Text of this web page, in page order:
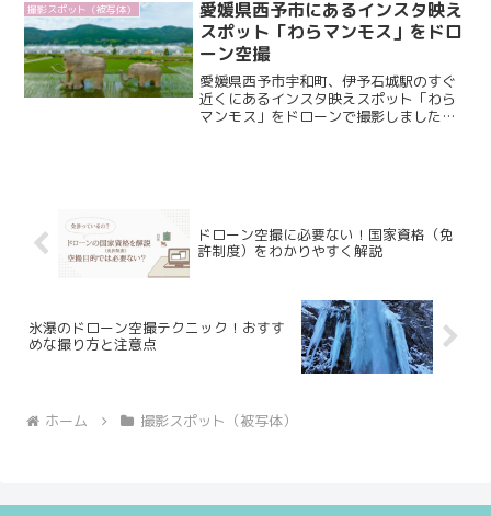
はないですし交通機関もないので、あま
り観光客は訪れませ...
撮影スポット（被写体）
愛媛県西予市にあるインスタ映え
スポット「わらマンモス」をドロ
ーン空撮
愛媛県西予市宇和町、伊予石城駅のすぐ
近くにあるインスタ映えスポット「わら
マンモス」をドローンで撮影しました。
ドローン空撮に必要ない！国家資格（免
許制度）をわかりやすく解説
氷瀑のドローン空撮テクニック！おすす
めな撮り方と注意点
ホーム 撮影スポット（被写体）